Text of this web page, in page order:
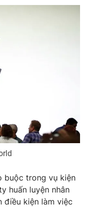
video
thao
Việt
buộc trong vụ kiện
huấn luyện nhân
điều kiện làm việc